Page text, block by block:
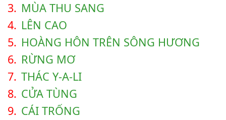
3. MÙA THU SANG
4. LÊN CAO
5. HOÀNG HÔN TRÊN SÔNG HƯƠNG
6. RỪNG MƠ
7. THÁC Y-A-LI
8. CỬA TÙNG
9. CÁI TRỐNG